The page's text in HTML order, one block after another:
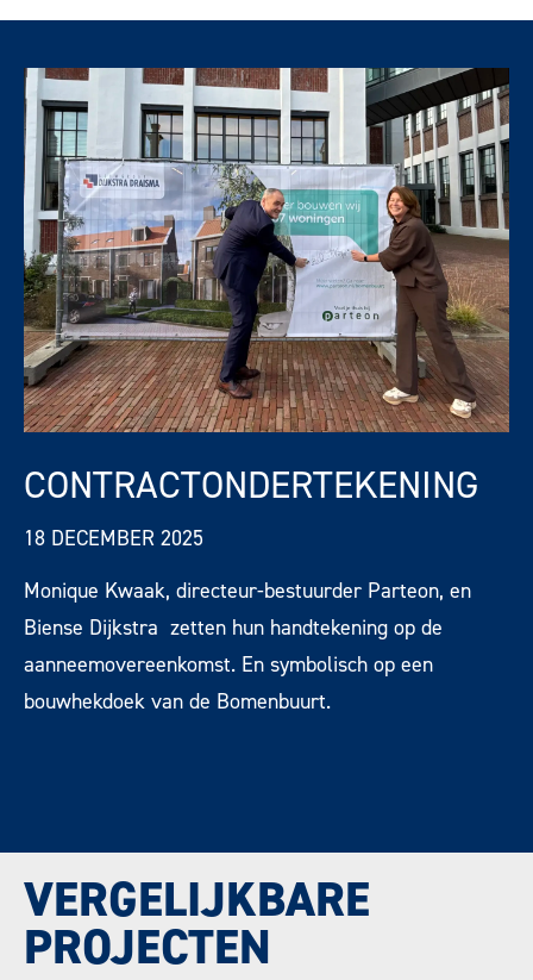
CONTRACTONDERTEKENING
18 DECEMBER 2025
Monique Kwaak, directeur-bestuurder Parteon, en
Biense Dijkstra zetten hun handtekening op de
aanneemovereenkomst. En symbolisch op een
bouwhekdoek van de Bomenbuurt.
VERGELIJKBARE
PROJECTEN